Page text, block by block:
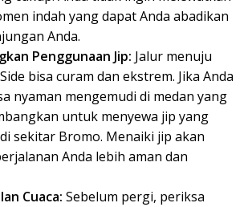
indah yang dapat Anda abadikan
Anda.
Penggunaan Jip: Jalur menuju
bisa curam dan ekstrem. Jika Anda
nyaman mengemudi di medan yang
untuk menyewa jip yang
sekitar Bromo. Menaiki jip akan
Anda lebih aman dan
Cuaca: Sebelum pergi, periksa